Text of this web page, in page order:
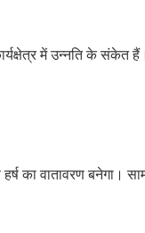
में उन्नति के संकेत
का वातावरण बनेगा।